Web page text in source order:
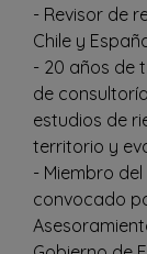
- Revisor de
Chile y
- 20 años de
de
estudios de
territorio y
- Miembro
convocado